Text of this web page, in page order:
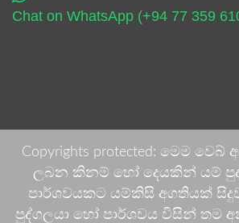
Chat on WhatsApp (+94 77 359
Copyrights protected: මෙම
ලබන කිනම් හෝ දෙයකින් යම්
පාර්ශවයකට යම්කිසි අගතියක්
පුද්ගලයා හෝ පාර්ශවය විසින් තම